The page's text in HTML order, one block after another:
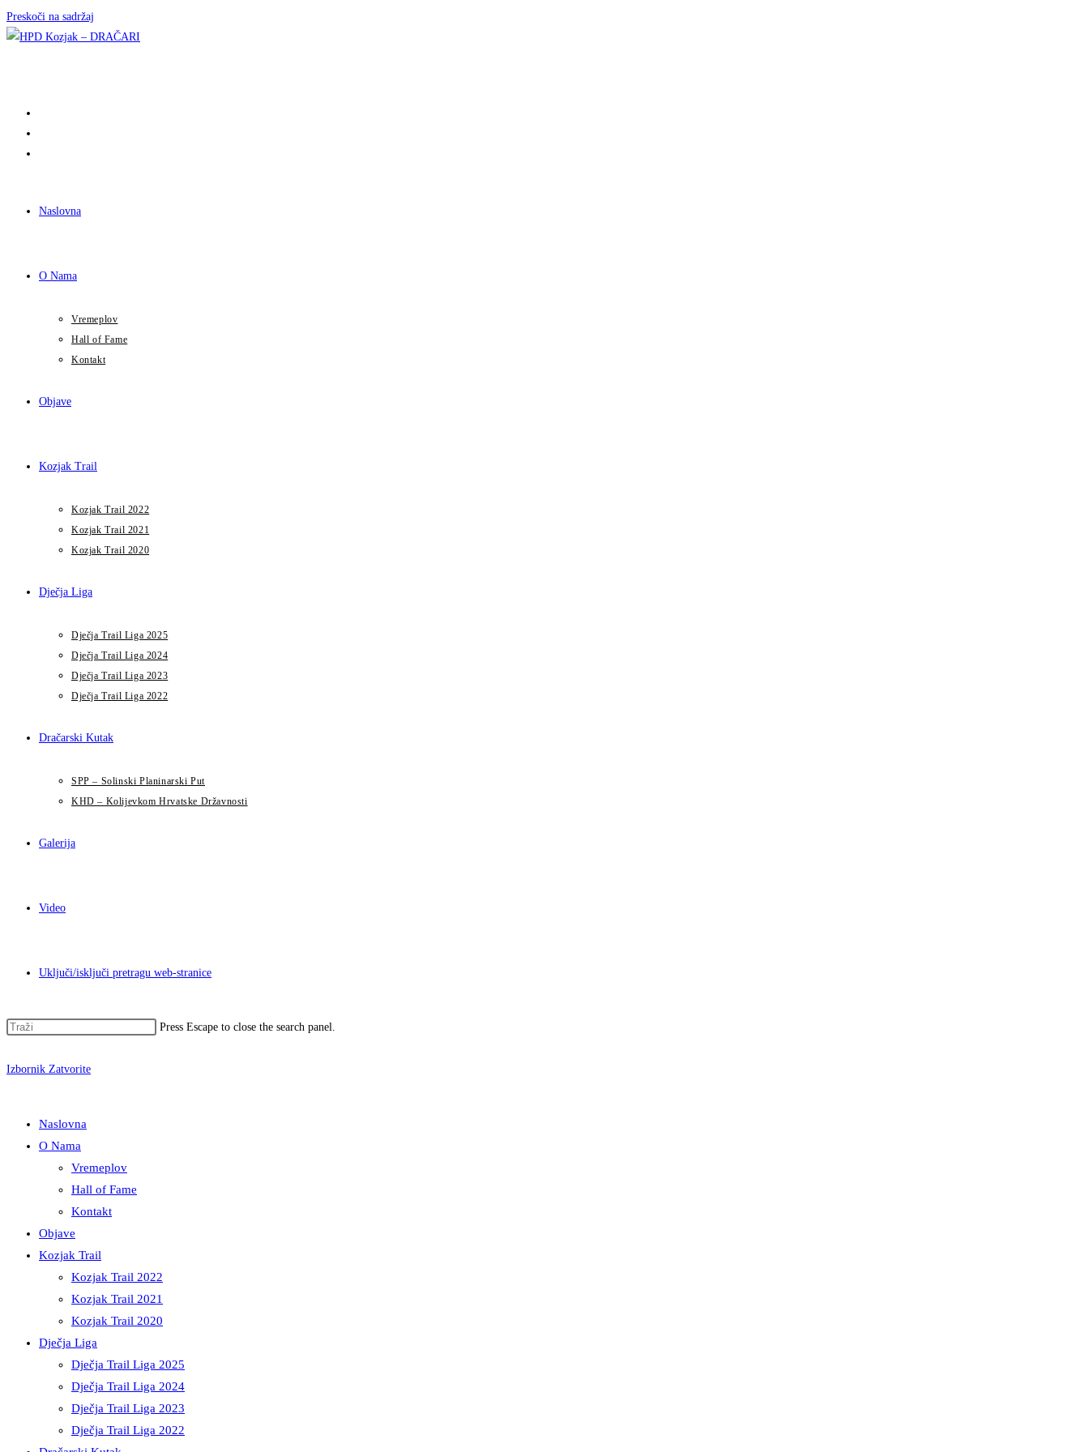
Preskoči na sadržaj
Naslovna
O Nama
Vremeplov
Hall of Fame
Kontakt
Objave
Kozjak Trail
Kozjak Trail 2022
Kozjak Trail 2021
Kozjak Trail 2020
Dječja Liga
Dječja Trail Liga 2025
Dječja Trail Liga 2024
Dječja Trail Liga 2023
Dječja Trail Liga 2022
Dračarski Kutak
SPP – Solinski Planinarski Put
KHD – Kolijevkom Hrvatske Državnosti
Galerija
Video
Uključi/isključi pretragu web-stranice
Press Escape to close the search panel.
Izbornik Zatvorite
Naslovna
O Nama
Vremeplov
Hall of Fame
Kontakt
Objave
Kozjak Trail
Kozjak Trail 2022
Kozjak Trail 2021
Kozjak Trail 2020
Dječja Liga
Dječja Trail Liga 2025
Dječja Trail Liga 2024
Dječja Trail Liga 2023
Dječja Trail Liga 2022